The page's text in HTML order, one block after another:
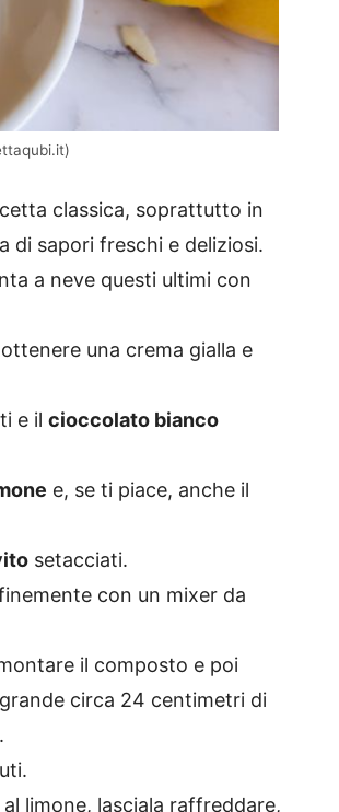
classica, soprattutto in
di sapori freschi e deliziosi.
a neve questi ultimi con
una crema gialla e
e il cioccolato bianco
e, se ti piace, anche il
setacciati.
con un mixer da
il composto e poi
circa 24 centimetri di
limone, lasciala raffreddare,